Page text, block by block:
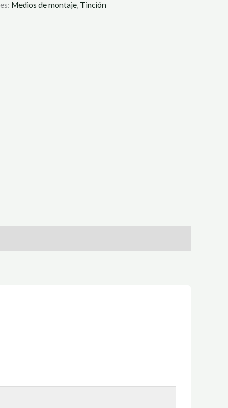
Medios de montaje, Tinción